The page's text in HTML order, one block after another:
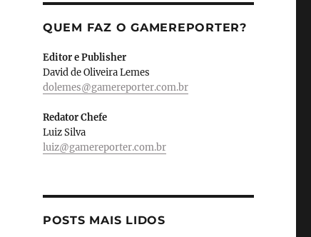
QUEM FAZ O GAMEREPORTER?
Editor e Publisher
David de Oliveira Lemes
dolemes@gamereporter.com.br
Redator Chefe
Luiz Silva
luiz@gamereporter.com.br
POSTS MAIS LIDOS